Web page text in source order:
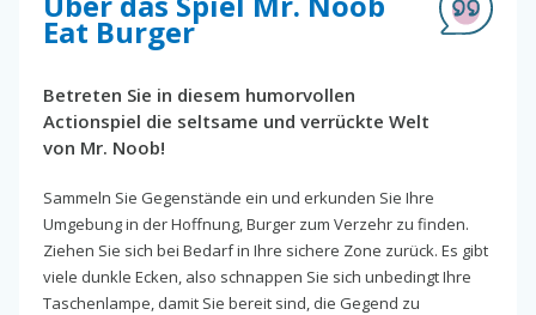
Eat Burger
Betreten Sie in diesem humorvollen
Actionspiel die seltsame und verrückte Welt
von Mr. Noob!
Sammeln Sie Gegenstände ein und erkunden Sie Ihre
Umgebung in der Hoffnung, Burger zum Verzehr zu finden.
Ziehen Sie sich bei Bedarf in Ihre sichere Zone zurück. Es gibt
viele dunkle Ecken, also schnappen Sie sich unbedingt Ihre
Taschenlampe, damit Sie bereit sind, die Gegend zu